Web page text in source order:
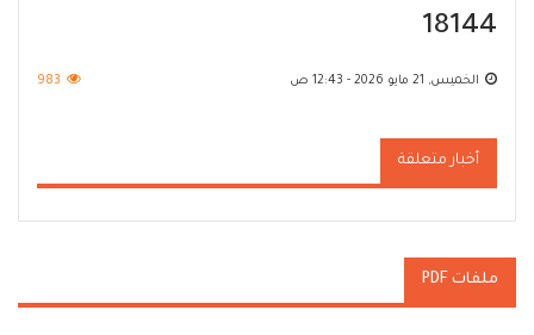
18144
الخميس, 21 مايو 2026 - 12:43 ص 983
أخبار متعلقة
ملفات PDF